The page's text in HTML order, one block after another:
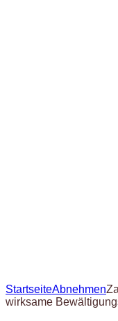
StartseiteAbnehmen
wirksame